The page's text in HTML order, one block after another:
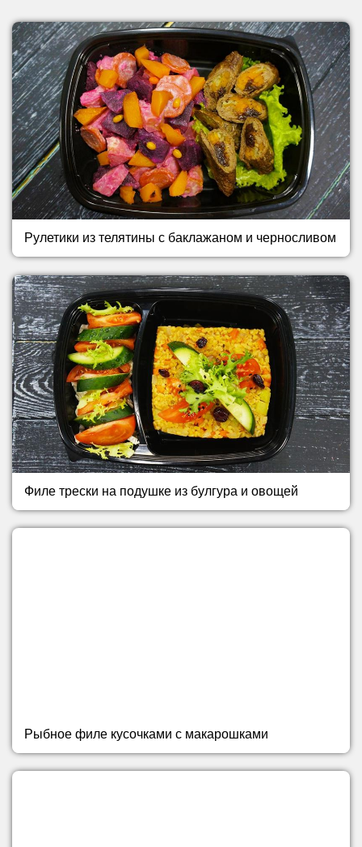
Рулетики из телятины с баклажаном и черносливом
Филе трески на подушке из булгура и овощей
Рыбное филе кусочками с макарошками